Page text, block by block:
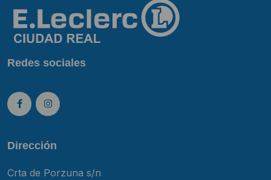
Redes sociales
Dirección
Crta de Porzuna s/n